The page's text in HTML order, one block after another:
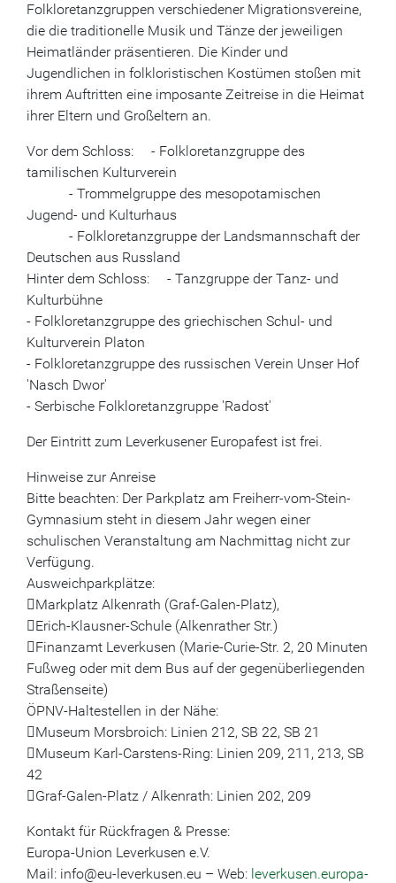
Folkloretanzgruppen verschiedener Migrationsvereine,
die die traditionelle Musik und Tänze der jeweiligen
Heimatländer präsentieren. Die Kinder und
Jugendlichen in folkloristischen Kostümen stoßen mit
ihrem Auftritten eine imposante Zeitreise in die Heimat
ihrer Eltern und Großeltern an.
Vor dem Schloss: - Folkloretanzgruppe des
tamilischen Kulturverein
- Trommelgruppe des mesopotamischen
Jugend- und Kulturhaus
- Folkloretanzgruppe der Landsmannschaft der
Deutschen aus Russland
Hinter dem Schloss: - Tanzgruppe der Tanz- und
Kulturbühne
- Folkloretanzgruppe des griechischen Schul- und
Kulturverein Platon
- Folkloretanzgruppe des russischen Verein Unser Hof
'Nasch Dwor'
- Serbische Folkloretanzgruppe 'Radost'
Der Eintritt zum Leverkusener Europafest ist frei.
Hinweise zur Anreise
Bitte beachten: Der Parkplatz am Freiherr-vom-Stein-
Gymnasium steht in diesem Jahr wegen einer
schulischen Veranstaltung am Nachmittag nicht zur
Verfügung.
Ausweichparkplätze:
Markplatz Alkenrath (Graf-Galen-Platz),
Erich-Klausner-Schule (Alkenrather Str.)
Finanzamt Leverkusen (Marie-Curie-Str. 2, 20 Minuten
Fußweg oder mit dem Bus auf der gegenüberliegenden
Straßenseite)
ÖPNV-Haltestellen in der Nähe:
Museum Morsbroich: Linien 212, SB 22, SB 21
Museum Karl-Carstens-Ring: Linien 209, 211, 213, SB
42
Graf-Galen-Platz / Alkenrath: Linien 202, 209
Kontakt für Rückfragen & Presse:
Europa-Union Leverkusen e.V.
Mail: info@eu-leverkusen.eu – Web: leverkusen.europa-